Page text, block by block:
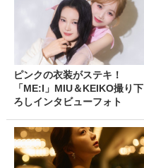
ピンクの衣装がステキ！
「ME:I」MIU＆KEIKO撮り下
ろしインタビューフォト